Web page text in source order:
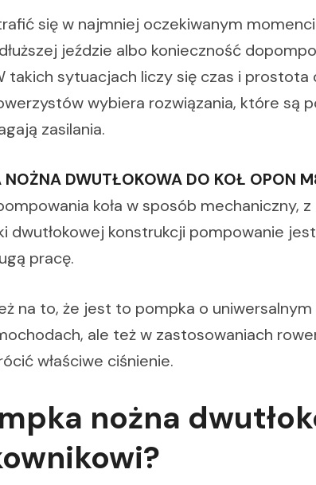
się w najmniej oczekiwanym
jeździe albo konieczność
sytuacjach liczy się czas i prostota
wybiera rozwiązania, które są
zasilania.
DWUTŁOKOWA DO KOŁ OPON
koła w sposób mechaniczny, z
dwutłokowej konstrukcji pompowanie
pracę.
na to, że jest to pompka o
ale też w zastosowaniach
właściwe ciśnienie.
nożna